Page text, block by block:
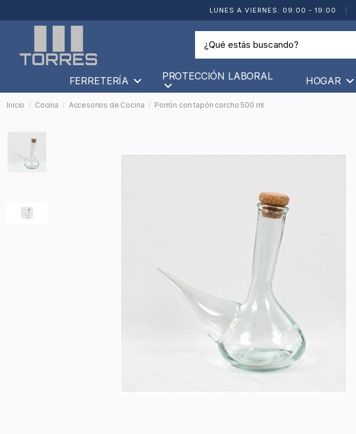
LUNES A VIERNES: 09:00 - 19:00
FERRETERÍA PROTECCIÓN LABORAL HOGAR
Inicio Cocina Accesorios de Cocina Porrón con tapón corcho 500 ml